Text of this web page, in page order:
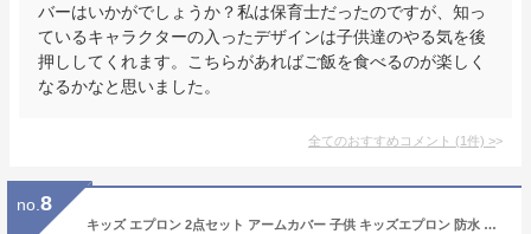
バーはいかがでしょうか？私は保育士だったのですが、知っ
ているキャラクターの入ったデザインは子供達のやる気を後
押ししてくれます。こちらがあればご飯を食べるのが楽しく
なるかなと思いました。
全てのおすすめコメント (1件) >
no. 8
キッズ エプロン 2点セット アームカバー 子供 キッズエプロン 防水 エプロン 防油 おしゃれ 子供用エプロン 色落ちしない こども 男の子 女の子 男女兼用 かわいい 調理実習 小学校 小学生 プレゼント ギフト お絵かき お手伝い 通園 通学 幼稚園 保育園 入学準備